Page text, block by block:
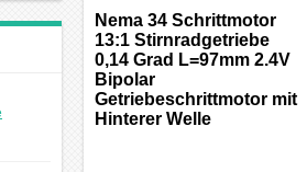
Nema 34 Schrittmotor
13:1 Stirnradgetriebe
0,14 Grad L=97mm 2.4V
Bipolar
Getriebeschrittmotor mit
Hinterer Welle